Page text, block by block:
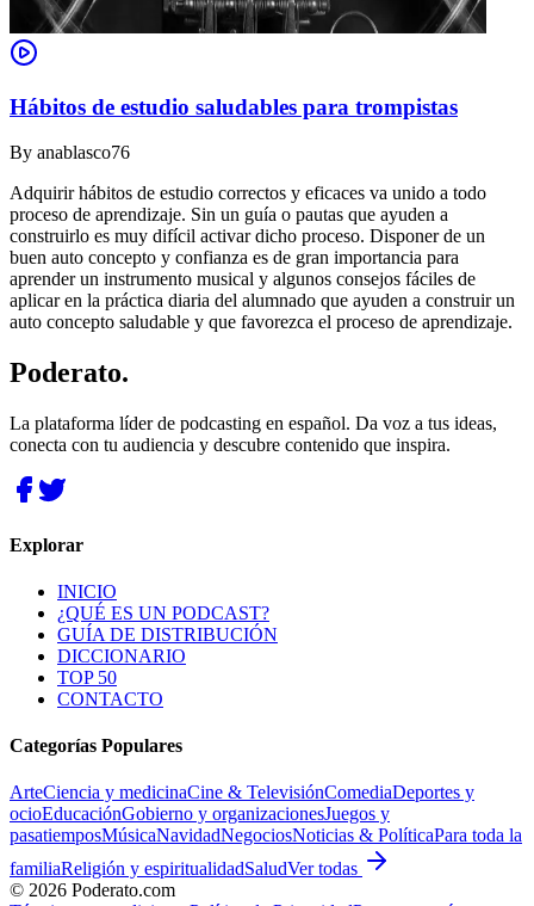
Hábitos de estudio saludables para trompistas
By anablasco76
Adquirir hábitos de estudio correctos y eficaces va unido a todo
proceso de aprendizaje. Sin un guía o pautas que ayuden a
construirlo es muy difícil activar dicho proceso. Disponer de un
buen auto concepto y confianza es de gran importancia para
aprender un instrumento musical y algunos consejos fáciles de
aplicar en la práctica diaria del alumnado que ayuden a construir un
auto concepto saludable y que favorezca el proceso de aprendizaje.
Poderato.
La plataforma líder de podcasting en español. Da voz a tus ideas,
conecta con tu audiencia y descubre contenido que inspira.
Explorar
INICIO
¿QUÉ ES UN PODCAST?
GUÍA DE DISTRIBUCIÓN
DICCIONARIO
TOP 50
CONTACTO
Categorías Populares
ArteCiencia y medicinaCine & TelevisiónComediaDeportes y
ocioEducaciónGobierno y organizacionesJuegos y
pasatiemposMúsicaNavidadNegociosNoticias & PolíticaPara toda la
familiaReligión y espiritualidadSaludVer todas
© 2026 Poderato.com